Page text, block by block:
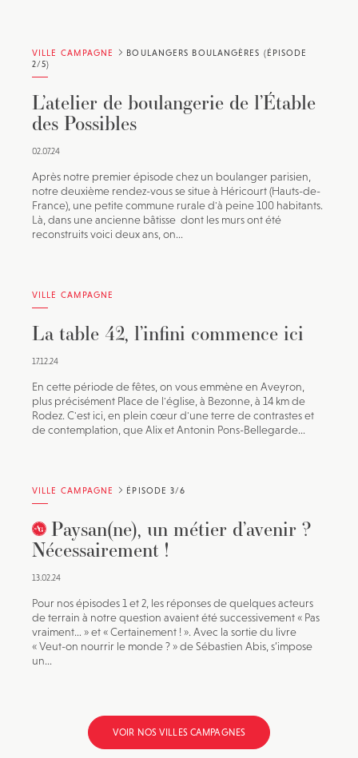
VILLE CAMPAGNE
BOULANGERS BOULANGÈRES (ÉPISODE
2/5)
L’atelier de boulangerie de l’Étable
des Possibles
02.07.24
Après notre premier épisode chez un boulanger parisien,
notre deuxième rendez-vous se situe à Héricourt (Hauts-de-
France), une petite commune rurale d'à peine 100 habitants.
Là, dans une ancienne bâtisse dont les murs ont été
reconstruits voici deux ans, on...
VILLE CAMPAGNE
La table 42, l’infini commence ici
17.12.24
En cette période de fêtes, on vous emmène en Aveyron,
plus précisément Place de l'église, à Bezonne, à 14 km de
Rodez. C'est ici, en plein cœur d'une terre de contrastes et
de contemplation, que Alix et Antonin Pons-Bellegarde...
VILLE CAMPAGNE ÉPISODE 3/6
Paysan(ne), un métier d’avenir ?
Nécessairement !
13.02.24
Pour nos épisodes 1 et 2, les réponses de quelques acteurs
de terrain à notre question avaient été successivement « Pas
vraiment… » et « Certainement ! ». Avec la sortie du livre
« Veut-on nourrir le monde ? » de Sébastien Abis, s’impose
un...
VOIR NOS VILLES CAMPAGNES